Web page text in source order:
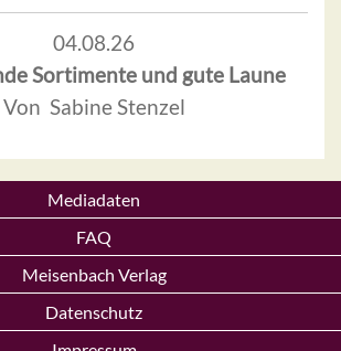
04.08.26
Sortimente und gute Laune
Von Sabine Stenzel
Mediadaten
FAQ
Meisenbach Verlag
Datenschutz